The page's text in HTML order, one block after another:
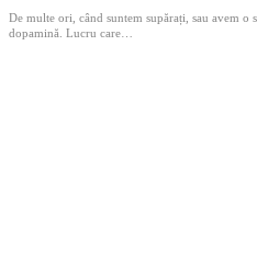
De multe ori, când suntem supărați, sau avem o
dopamină. Lucru care…